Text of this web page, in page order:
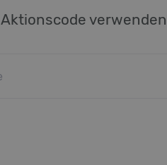
Aktionscode verwenden